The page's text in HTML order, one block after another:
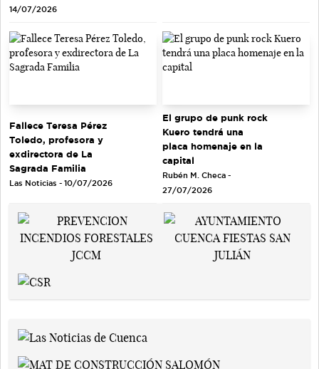
14/07/2026
Fallece Teresa Pérez
Toledo, profesora y
exdirectora de La
Sagrada Familia
Las Noticias - 10/07/2026
El grupo de punk rock
Kuero tendrá una
placa homenaje en la
capital
Rubén M. Checa -
27/07/2026